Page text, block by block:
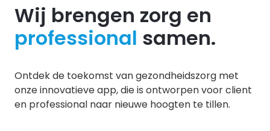
Wij brengen zorg en
professional samen.
Ontdek de toekomst van gezondheidszorg met
onze innovatieve app, die is ontworpen voor client
en professional naar nieuwe hoogten te tillen.